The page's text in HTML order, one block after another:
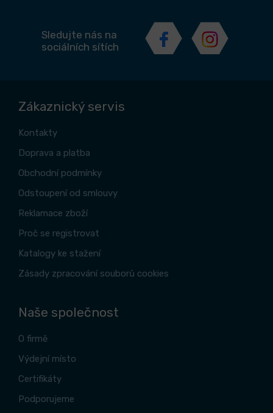
Sledujte nás na
sociálních sítích
Zákaznický servis
Kontakty
Doprava a platba
Obchodní podmínky
Odstoupení od smlouvy
Reklamace zboží
Proč se registrovat
Katalogy ke stažení
Zásady zpracování souborů cookies
Naše společnost
O firmě
Výdejní místo
Certifikáty
Podporujeme